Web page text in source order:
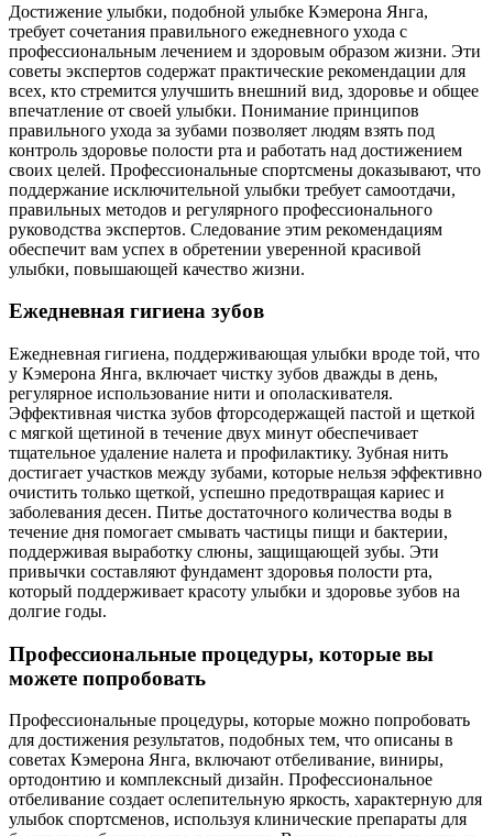
Достижение улыбки, подобной улыбке Кэмерона Янга,
требует сочетания правильного ежедневного ухода с
профессиональным лечением и здоровым образом жизни. Эти
советы экспертов содержат практические рекомендации для
всех, кто стремится улучшить внешний вид, здоровье и общее
впечатление от своей улыбки. Понимание принципов
правильного ухода за зубами позволяет людям взять под
контроль здоровье полости рта и работать над достижением
своих целей. Профессиональные спортсмены доказывают, что
поддержание исключительной улыбки требует самоотдачи,
правильных методов и регулярного профессионального
руководства экспертов. Следование этим рекомендациям
обеспечит вам успех в обретении уверенной красивой
улыбки, повышающей качество жизни.
Ежедневная гигиена зубов
Ежедневная гигиена, поддерживающая улыбки вроде той, что
у Кэмерона Янга, включает чистку зубов дважды в день,
регулярное использование нити и ополаскивателя.
Эффективная чистка зубов фторсодержащей пастой и щеткой
с мягкой щетиной в течение двух минут обеспечивает
тщательное удаление налета и профилактику. Зубная нить
достигает участков между зубами, которые нельзя эффективно
очистить только щеткой, успешно предотвращая кариес и
заболевания десен. Питье достаточного количества воды в
течение дня помогает смывать частицы пищи и бактерии,
поддерживая выработку слюны, защищающей зубы. Эти
привычки составляют фундамент здоровья полости рта,
который поддерживает красоту улыбки и здоровье зубов на
долгие годы.
Профессиональные процедуры, которые вы
можете попробовать
Профессиональные процедуры, которые можно попробовать
для достижения результатов, подобных тем, что описаны в
советах Кэмерона Янга, включают отбеливание, виниры,
ортодонтию и комплексный дизайн. Профессиональное
отбеливание создает ослепительную яркость, характерную для
улыбок спортсменов, используя клинические препараты для